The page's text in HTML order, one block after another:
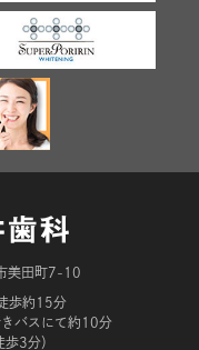
美田町7-10
歩約15分
バスにて約10分
歩3分）